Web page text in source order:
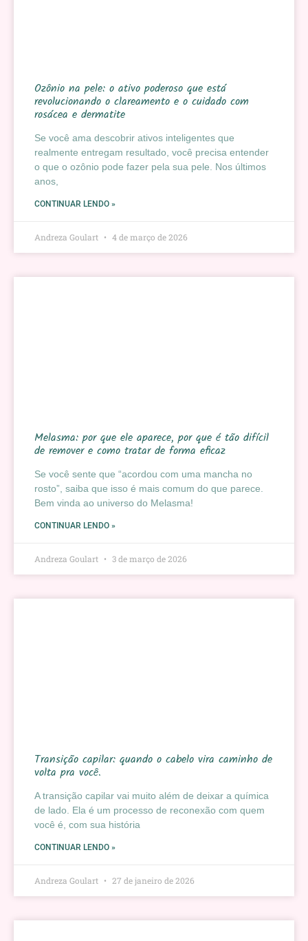
Ozônio na pele: o ativo poderoso que está
revolucionando o clareamento e o cuidado com
rosácea e dermatite
Se você ama descobrir ativos inteligentes que
realmente entregam resultado, você precisa entender
o que o ozônio pode fazer pela sua pele. Nos últimos
anos,
CONTINUAR LENDO »
Andreza Goulart 4 de março de 2026
Melasma: por que ele aparece, por que é tão difícil
de remover e como tratar de forma eficaz
Se você sente que “acordou com uma mancha no
rosto”, saiba que isso é mais comum do que parece.
Bem vinda ao universo do Melasma!
CONTINUAR LENDO »
Andreza Goulart 3 de março de 2026
Transição capilar: quando o cabelo vira caminho de
volta pra você.
A transição capilar vai muito além de deixar a química
de lado. Ela é um processo de reconexão com quem
você é, com sua história
CONTINUAR LENDO »
Andreza Goulart 27 de janeiro de 2026